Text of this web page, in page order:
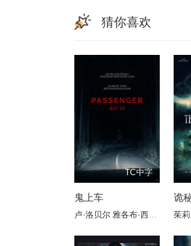
猜你喜欢
TC中字
鬼上车
卢·洛贝尔 雅各布·西皮奥 梅丽
诡
茱